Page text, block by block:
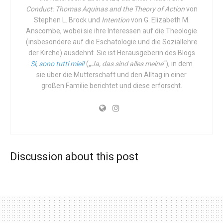
und diese Herausforderung auf eine politische und
philosophische Ebene zu bringen, um unserem Weg einen
Sinn und eine Richtung zu geben.“
So lautet die Eröffnungszeile desManifests der
italienischen Transhumanisten, einer Bewegung, die sich
selbst als „polymorph und multikulturell“ definiert, mit
einer präzisen Strategie, die darauf abzielt, für „den Besitz
von Wissen und Technologien, die Säkularität von
darüber hinaus explizit: „Für Christen ist der Mensch nach
nietzscheanischer Manier etwas, das es zu überwinden
gilt: Der Mensch kann sich selbst und die Welt verändern,
Conduct: Thomas Aquinas and the Theory of Actionvon
Stephen L. Brock und Intentionvon G. Elizabeth M.
Anscombe, wobei sie ihre Interessen auf die Theologie
(insbesondere auf die Eschatologie und die Soziallehre
der Kirche) ausdehnt. Sie ist Herausgeberin des Blogs
Si, sono tutti miei!(„Ja, das sind alles meine“), in dem
sie über die Mutterschaft und den Alltag in einer
großen Familie berichtet und diese erforscht.
Discussion about this post